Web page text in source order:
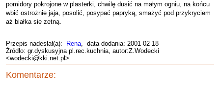
pomidory pokrojone w plasterki, chwilę dusić na małym ogniu, na końcu
wbić ostrożnie jaja, posolić, posypać papryką, smażyć pod przykryciem
aż białka się zetną.
Przepis nadesłał(a): Rena, data dodania: 2001-02-18
Źródło: gr.dyskusyjna pl.rec.kuchnia, autor:Z.Wodecki
<wodecki@kki.net.pl>
Komentarze: